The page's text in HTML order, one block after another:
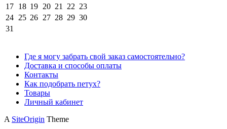
17 18 19 20 21 22 23
24 25 26 27 28 29 30
31
Где я могу забрать свой заказ самостоятельно?
Доставка и способы оплаты
Контакты
Как подобрать петух?
Товары
Личный кабинет
A SiteOrigin Theme